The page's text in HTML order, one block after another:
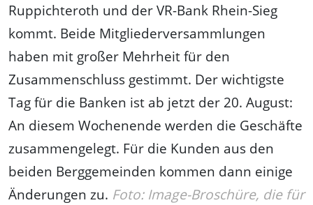
Ruppichteroth und der VR-Bank Rhein-Sieg
kommt. Beide Mitgliederversammlungen
haben mit großer Mehrheit für den
Zusammenschluss gestimmt. Der wichtigste
Tag für die Banken ist ab jetzt der 20. August:
An diesem Wochenende werden die Geschäfte
zusammengelegt. Für die Kunden aus den
beiden Berggemeinden kommen dann einige
Änderungen zu. Foto: Image-Broschüre, die für